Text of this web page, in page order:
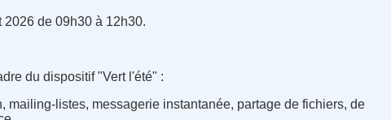
de 09h30 à 12h30.
du dispositif "Vert l'été" :
mailing-listes, messagerie instantanée, partage de fichiers, de